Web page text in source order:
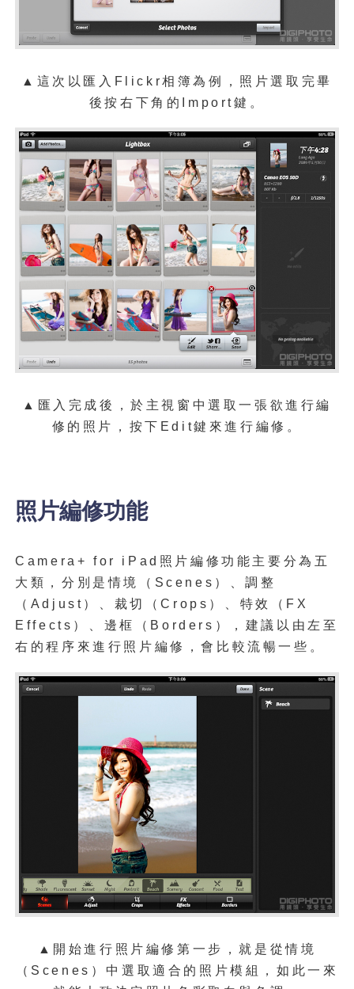
▲這次以匯入Flickr相簿為例，照片選取完畢
後按右下角的Import鍵。
▲ 匯入完成後，於主視窗中選取一張欲進行編
修的照片，按下Edit鍵來進行編修。
照片編修功能
Camera+ for iPad照片編修功能主要分為五
大類，分別是情境（Scenes）、調整
（Adjust）、裁切（Crops）、特效（FX
Effects）、邊框（Borders），建議以由左至
右的程序來進行照片編修，會比較流暢一些。
▲開始進行照片編修第一步，就是從情境
（Scenes）中選取適合的照片模組，如此一來